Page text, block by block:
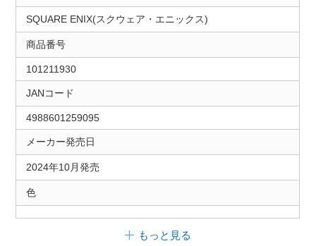
SQUARE ENIX(スクウェア・エニックス)
商品番号
101211930
JANコード
4988601259095
メーカー発売日
2024年10月発売
色
もっと見る